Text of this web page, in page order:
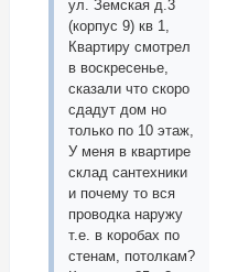
ул. Земская д.3
(корпус 9) кв 1,
Квартиру смотрел
в воскресенье,
сказали что скоро
сдадут дом но
только по 10 этаж,
У меня в квартире
склад сантехники
и почему то вся
проводка наружу
т.е. в коробах по
стенам, потолкам?